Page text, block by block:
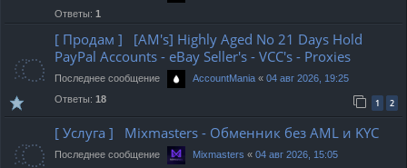
Ответы: 1
[ Продам ] [AM's] Highly Aged No 21 Days Hold
PayPal Accounts - eBay Seller's - VCC's - Proxies
Последнее сообщение AccountMania « 04 авг 2026, 19:25
Ответы: 18 1 2
[ Услуга ] Mixmasters - Обменник без AML и KYC
Последнее сообщение Mixmasters « 04 авг 2026, 15:05